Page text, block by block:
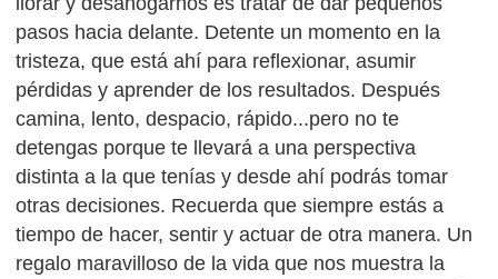
pasos hacia delante. Detente un momento en la
tristeza, que está ahí para reflexionar, asumir
pérdidas y aprender de los resultados. Después
camina, lento, despacio, rápido...pero no te
detengas porque te llevará a una perspectiva
distinta a la que tenías y desde ahí podrás tomar
otras decisiones. Recuerda que siempre estás a
tiempo de hacer, sentir y actuar de otra manera. Un
regalo maravilloso de la vida que nos muestra la